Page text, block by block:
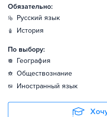
Обязательно:
русский язык
история
По выбору:
география
обществознание
иностранный язык